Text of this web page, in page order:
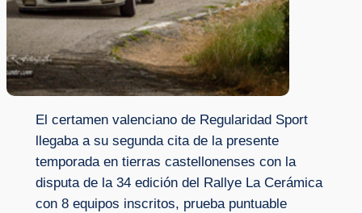
El certamen valenciano de Regularidad Sport
llegaba a su segunda cita de la presente
temporada en tierras castellonenses con la
disputa de la 34 edición del Rallye La Cerámica
con 8 equipos inscritos, prueba puntuable